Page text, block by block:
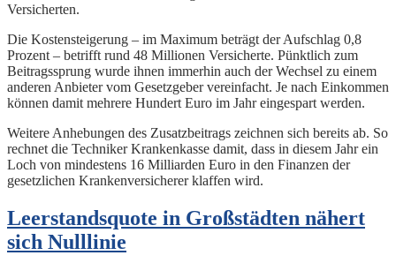
Versicherten.
Die Kostensteigerung – im Maximum beträgt der Aufschlag 0,8
Prozent – betrifft rund 48 Millionen Versicherte. Pünktlich zum
Beitragssprung wurde ihnen immerhin auch der Wechsel zu einem
anderen Anbieter vom Gesetzgeber vereinfacht. Je nach Einkommen
können damit mehrere Hundert Euro im Jahr eingespart werden.
Weitere Anhebungen des Zusatzbeitrags zeichnen sich bereits ab. So
rechnet die Techniker Krankenkasse damit, dass in diesem Jahr ein
Loch von mindestens 16 Milliarden Euro in den Finanzen der
gesetzlichen Krankenversicherer klaffen wird.
Leerstandsquote in Großstädten nähert
sich Nulllinie